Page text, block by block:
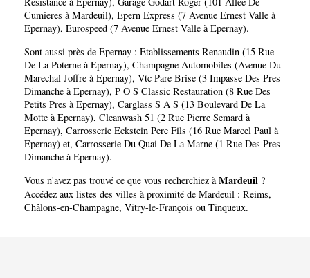
Cumieres à Mardeuil), Epern Express (7 Avenue Ernest Valle à
Epernay), Eurospeed (7 Avenue Ernest Valle à Epernay).
Sont aussi près de Epernay : Etablissements Renaudin (15 Rue
De La Poterne à Epernay), Champagne Automobiles (Avenue Du
Marechal Joffre à Epernay), Vtc Pare Brise (3 Impasse Des Pres
Dimanche à Epernay), P O S Classic Restauration (8 Rue Des
Petits Pres à Epernay), Carglass S A S (13 Boulevard De La
Motte à Epernay), Cleanwash 51 (2 Rue Pierre Semard à
Epernay), Carrosserie Eckstein Pere Fils (16 Rue Marcel Paul à
Epernay) et, Carrosserie Du Quai De La Marne (1 Rue Des Pres
Dimanche à Epernay).
Vous n'avez pas trouvé ce que vous recherchiez àMardeuil ?
Accédez aux listes des villes à proximité de Mardeuil : Reims,
Châlons-en-Champagne, Vitry-le-François ou Tinqueux.